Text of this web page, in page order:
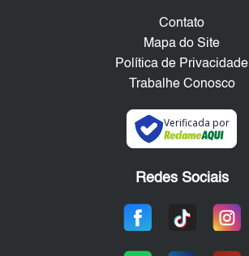
Contato
Mapa do Site
Política de Privacidade
Trabalhe Conosco
Verificada por
Redes Sociais